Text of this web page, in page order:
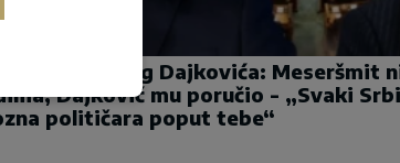
u Danskoj zbog Dajkovića: Meseršmit
Dajković mu poručio - „Svaki
političara poput tebe“